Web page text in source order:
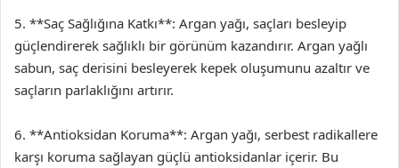
5. **Saç Sağlığına Katkı**: Argan yağı, saçları besleyip
güçlendirerek sağlıklı bir görünüm kazandırır. Argan yağlı
sabun, saç derisini besleyerek kepek oluşumunu azaltır ve
saçların parlaklığını artırır.
6. **Antioksidan Koruma**: Argan yağı, serbest radikallere
karşı koruma sağlayan güçlü antioksidanlar içerir. Bu